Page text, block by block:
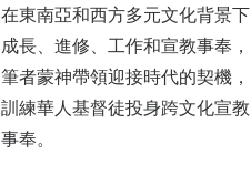
在東南亞和西方多元文化背景下
成長、進修、工作和宣教事奉，
筆者蒙神帶領迎接時代的契機，
訓練華人基督徒投身跨文化宣教
事奉。